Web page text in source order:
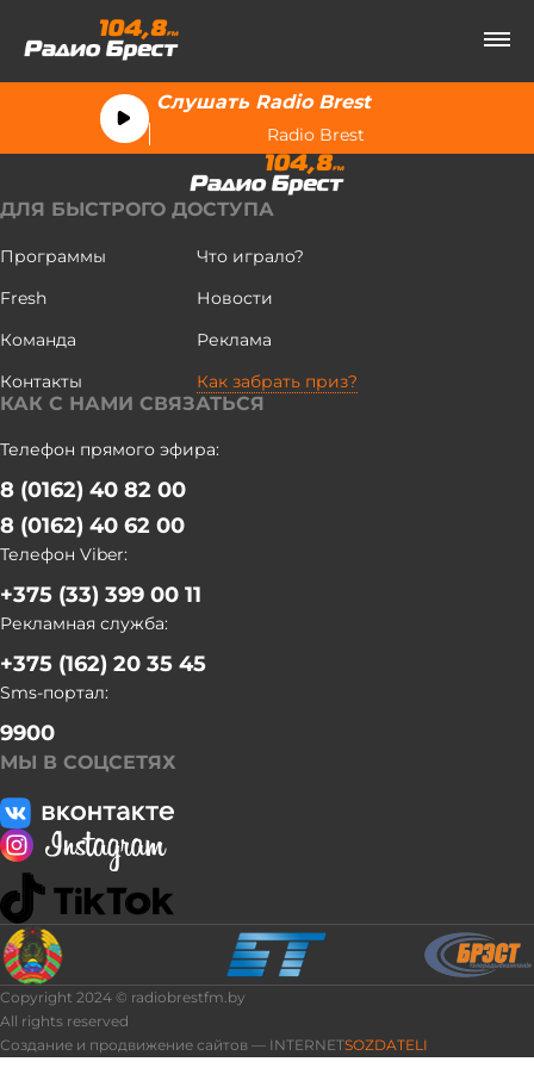
Слушать Radio Brest
Radio Brest
ДЛЯ БЫСТРОГО ДОСТУПА
Программы
Что играло?
Fresh
Новости
Команда
Реклама
Контакты
Как забрать приз?
КАК С НАМИ СВЯЗАТЬСЯ
Телефон прямого эфира:
8 (0162) 40 82 00
8 (0162) 40 62 00
Телефон Viber:
+375 (33) 399 00 11
Рекламная служба:
+375 (162) 20 35 45
Sms-портал:
9900
МЫ В СОЦСЕТЯХ
Copyright 2024 © radiobrestfm.by
All rights reserved
Создание и продвижение сайтов — INTERNETSOZDATELI